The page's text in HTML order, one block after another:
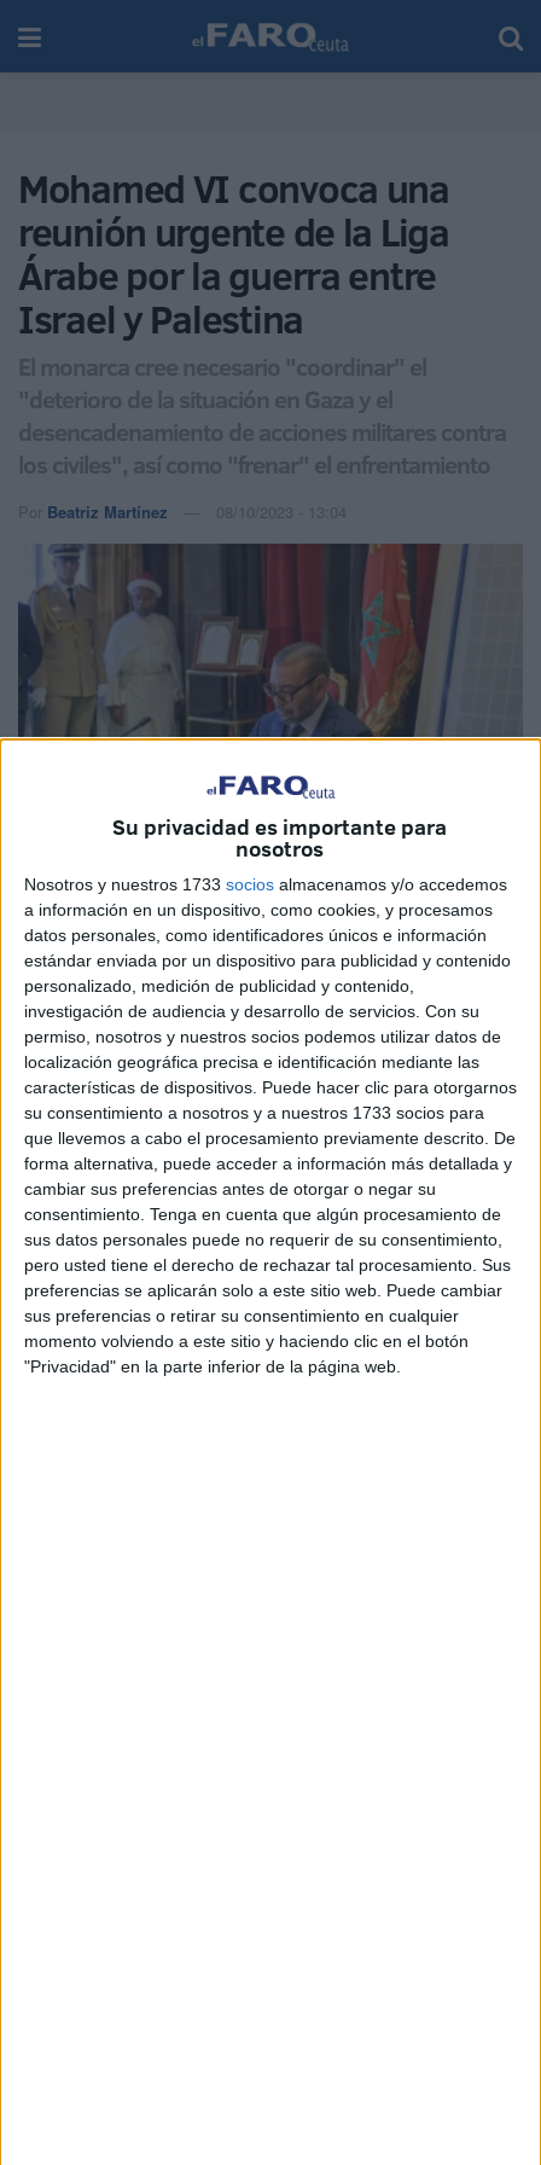
Su privacidad es importante para
nosotros
Nosotros y nuestros 1733 socios almacenamos y/o accedemos
a información en un dispositivo, como cookies, y procesamos
datos personales, como identificadores únicos e información
estándar enviada por un dispositivo para publicidad y contenido
personalizado, medición de publicidad y contenido,
investigación de audiencia y desarrollo de servicios. Con su
permiso, nosotros y nuestros socios podemos utilizar datos de
localización geográfica precisa e identificación mediante las
características de dispositivos. Puede hacer clic para otorgarnos
su consentimiento a nosotros y a nuestros 1733 socios para
que llevemos a cabo el procesamiento previamente descrito. De
forma alternativa, puede acceder a información más detallada y
cambiar sus preferencias antes de otorgar o negar su
consentimiento. Tenga en cuenta que algún procesamiento de
sus datos personales puede no requerir de su consentimiento,
pero usted tiene el derecho de rechazar tal procesamiento. Sus
preferencias se aplicarán solo a este sitio web. Puede cambiar
sus preferencias o retirar su consentimiento en cualquier
momento volviendo a este sitio y haciendo clic en el botón
"Privacidad" en la parte inferior de la página web.
Mohamed VI convoca una
reunión urgente de la Liga
Árabe por la guerra entre
Israel y Palestina
El monarca cree necesario "coordinar" el
"deterioro de la situación en Gaza y el
desencadenamiento de acciones militares contra
los civiles", así como "frenar" el enfrentamiento
Por Beatriz Martínez 08/10/2023 - 13:04
El rey Mohamed VI de Marruecos, país que asume
actualmente la presidencia del Consejo de la Liga Árabe,
ha convocado este domingo una reunión "urgente" del
organismo esta semana para coordinar tras el deterioro de
la situación en Oriente Próximo tras el ataque perpetrado
este pasado sábado desde Gaza por el grupo islamista
Hamás contra Israel.
El monarca convoca una reunión de los ministros de
Exteriores árabes para "concertar y coordinar tras el
deterioro de la situación en Gaza y el desencadenamiento
de acciones militares contra los civiles y para encontrar
medios para frenar esta escalada grave", se lee en un